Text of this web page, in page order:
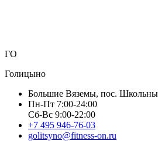
ГО
Голицыно
Большие Вяземы, пос.
Пн-Пт 7:00-24:00
Сб-Вс 9:00-22:00
+7 495 946-76-03
golitsyno@fitness-on.ru